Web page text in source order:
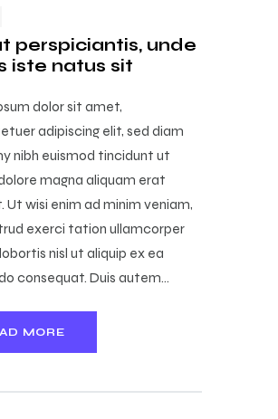
perspiciantis, unde
iste natus sit
dolor sit amet,
adipiscing elit, sed diam
nibh euismod tincidunt ut
magna aliquam erat
Ut wisi enim ad minim veniam,
exerci tation ullamcorper
nisl ut aliquip ex ea
consequat. Duis autem…
MORE